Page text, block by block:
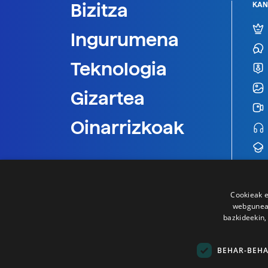
Bizitza
Ingurumena
Teknologia
Gizartea
Oinarrizkoak
Cookieak
BEHAR-